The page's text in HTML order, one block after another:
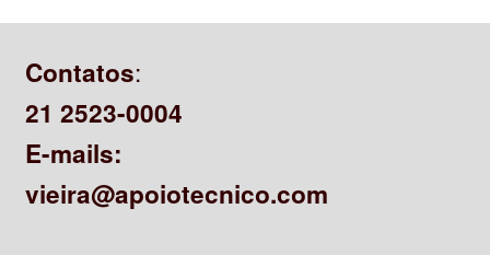
Contatos:
21 2523-0004
E-mails:
vieira@apoiotecnico.com